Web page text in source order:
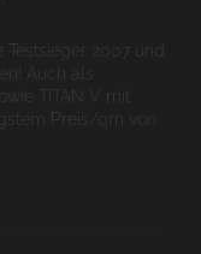
2007 und
Auch als
TITAN V mit
Preis/qm von